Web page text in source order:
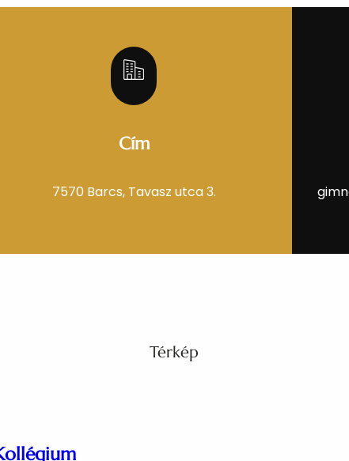
Cím
7570 Barcs, Tavasz utca 3.
Térkép